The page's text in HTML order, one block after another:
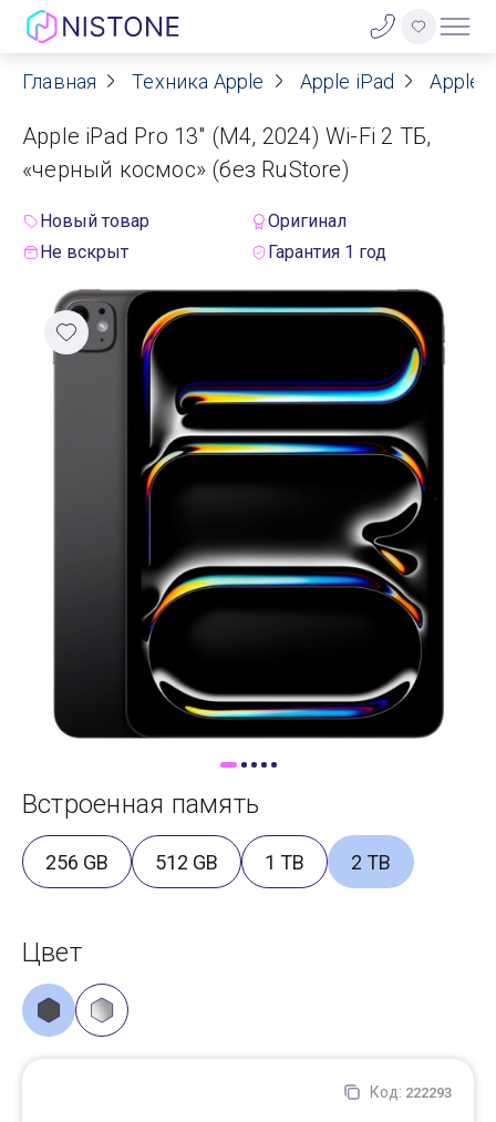
Акции
О нас
Договор оферты
Реквизиты
Контакты
Гарантия
Оплата
Доставка
Самовывоз
Trade-In
Главная Техника Apple Apple iPad Apple
Apple iPad Pro 13" (M4, 2024) Wi-Fi 2 ТБ,
«черный космос» (без RuStore)
Новый товар
Оригинал
Не вскрыт
Гарантия 1 год
Встроенная память
256 GB 512 GB 1 TB 2 TB
Цвет
Код: 222293